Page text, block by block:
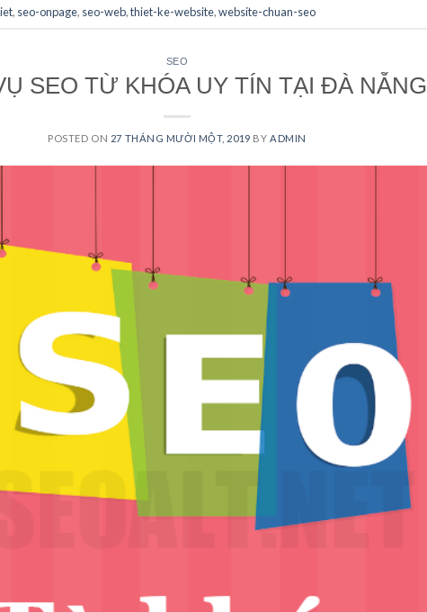
, seo-onpage, seo-web,thiet-ke-website,website-chuan-seo
SEO
SEO TỪ KHÓA UY TÍN TẠI ĐÀ NẴNG
POSTED ON 27 THÁNG MƯỜI MỘT, 2019 BY ADMIN